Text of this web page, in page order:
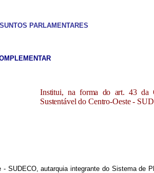
PARLAMENTARES
TAR
Institui, na forma do art. 43 da
Sustentável do Centro-Oeste -
autarquia integrante do Sistema de